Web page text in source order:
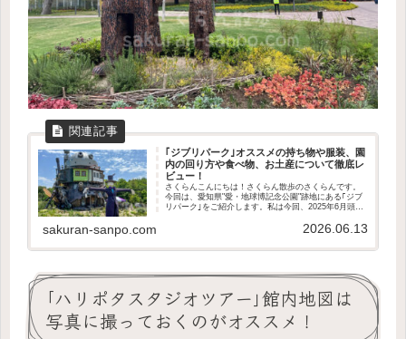
｢ジブリパーク｣オススメの持ち物や服装、園
内の回り方や食べ物、お土産について徹底レ
ビュー！
さくらんこんにちは！さくらん散歩のさくらんです。
今回は、愛知県"愛・地球博記念公園"跡地にある｢ジブ
リパーク｣をご紹介します。私は今回、2025年6月頭の
るチケットで行きました。天候は晴れ、...
sakuran-sanpo.com 2026.06.13
｢ハリポタスタジオツアー｣館内地図は
写真に撮っておくのがオススメ！